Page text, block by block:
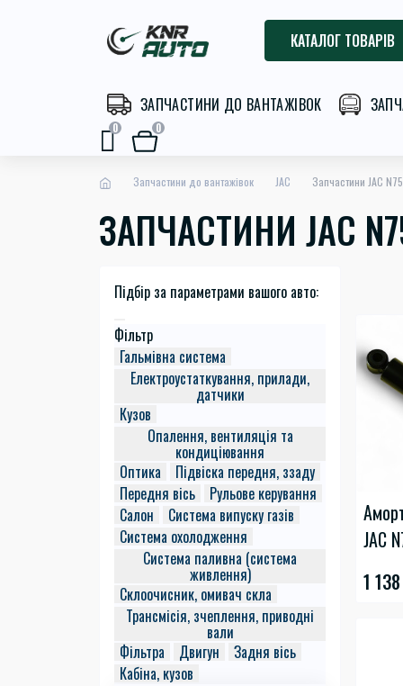
КАТАЛОГ ТОВАРІВ
ЗАПЧАСТИНИ ДО ВАНТАЖІВОК
0 0
Запчастини до вантажівок JAC Запчастини JAC N75
ЗАПЧАСТИНИ JAC
Підбір за параметрами вашого авто:
Фільтр
Гальмівна система
Електроустаткування, прилади,
датчики
Кузов
Опалення, вентиляція та
кондиціювання
Оптика
Підвіска передня, ззаду
Передня вісь
Рульове керування
Салон
Система випуску газів
Система охолодження
Система паливна (система
живлення)
Склоочисник, омивач скла
Трансмісія, зчеплення, приводні
вали
Фільтра
Двигун
Задня вісь
Кабіна, кузов
JAC
1